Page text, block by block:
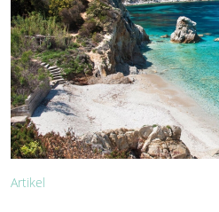
Artikel